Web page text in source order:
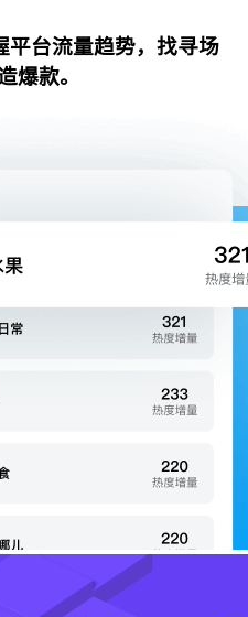
平台流量趋势，找寻场
爆款。